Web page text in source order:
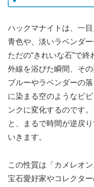
ハックマナイトは、一
青色や、淡いラベンダ
ただの“きれいな石”で
外線を浴びた瞬間、その
ブルーやラベンダーの
に染まる空のようなビ
ンクに変化するのです
と、まるで時間が逆戻
いきます。
この性質は「カメレオ
宝石愛好家やコレクタ